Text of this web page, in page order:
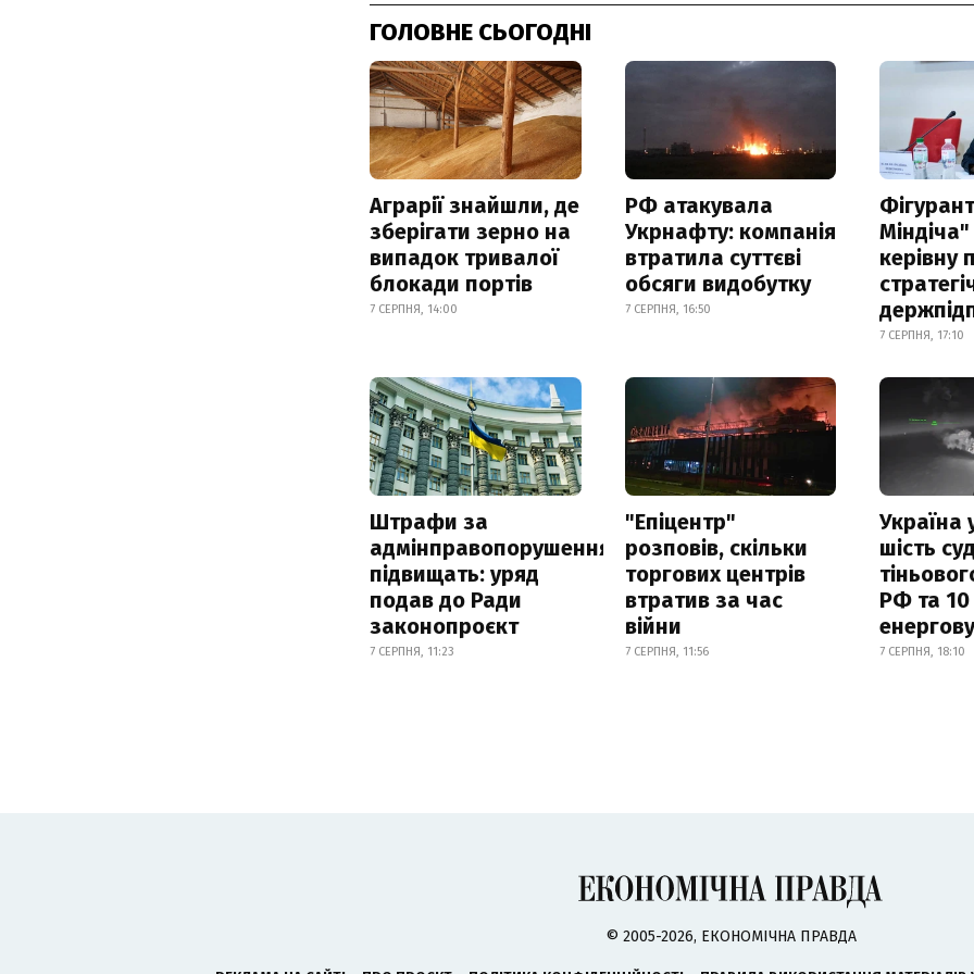
ГОЛОВНЕ СЬОГОДНІ
Аграрії знайшли, де
зберігати зерно на
випадок тривалої
блокади портів
7 СЕРПНЯ, 14:00
РФ атакувала
Укрнафту: компанія
втратила суттєві
обсяги видобутку
7 СЕРПНЯ, 16:50
керівну
7 СЕРПНЯ, 17:10
Штрафи за
адмінправопорушення
підвищать: уряд
подав до Ради
законопроєкт
7 СЕРПНЯ, 11:23
"Епіцентр"
розповів, скільки
торгових центрів
втратив за час
війни
7 СЕРПНЯ, 11:56
Україна
шість
РФ та 10
7 СЕРПНЯ, 18:10
© 2005-2026, ЕКОНОМІЧНА ПРАВДА